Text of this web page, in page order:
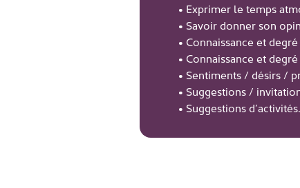
• Exprimer le temps
• Savoir donner son
• Connaissance et
• Connaissance et
• Sentiments / désirs /
• Suggestions /
• Suggestions d’activités.